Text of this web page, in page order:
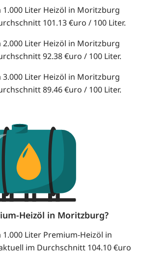
1.000 Liter Heizöl in Moritzburg
101.13 €uro / 100 Liter.
2.000 Liter Heizöl in Moritzburg
92.38 €uro / 100 Liter.
3.000 Liter Heizöl in Moritzburg
89.46 €uro / 100 Liter.
Heizöl in Moritzburg?
Liter Premium-Heizöl in
im Durchschnitt 104.10 €uro